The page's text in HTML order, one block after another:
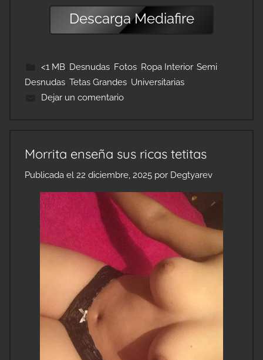
DescargaMediafire
<1 MB, Desnudas, Fotos, Ropa Interior, Semi
Desnudas Tetas Grandes Universitarias
Dejar un comentario
Morrita enseña sus ricas tetitas
Publicada el 22 diciembre, 2025 por Degtyarev